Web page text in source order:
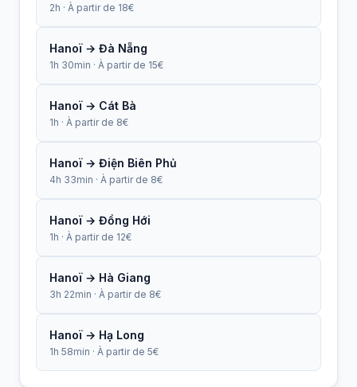
2h · À partir de 18€
Hanoï → Đà Nẵng
1h 30min · À partir de 15€
Hanoï → Cát Bà
1h · À partir de 8€
Hanoï → Điện Biên Phủ
4h 33min · À partir de 8€
Hanoï → Đồng Hới
1h · À partir de 12€
Hanoï → Hà Giang
3h 22min · À partir de 8€
Hanoï → Hạ Long
1h 58min · À partir de 5€